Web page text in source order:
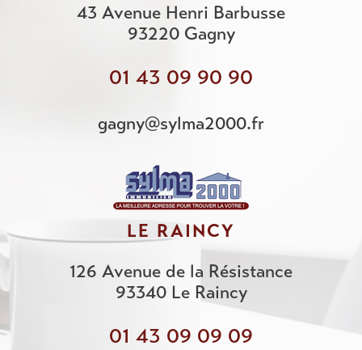
43 Avenue Henri Barbusse
93220 Gagny
01 43 09 90 90
gagny@sylma2000.fr
LE RAINCY
126 Avenue de la Résistance
93340 Le Raincy
01 43 09 09 09